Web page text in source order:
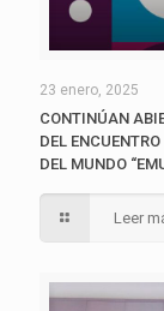
23 enero, 2025
CONTINÚAN
DEL
DEL MUNDO
Leer